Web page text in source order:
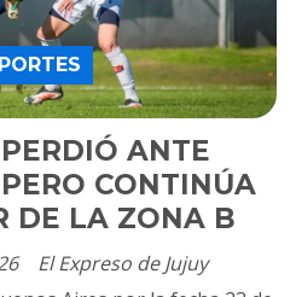
ANTE
CONTINÚA
DE LA ZONA B
El Expreso de Jujuy